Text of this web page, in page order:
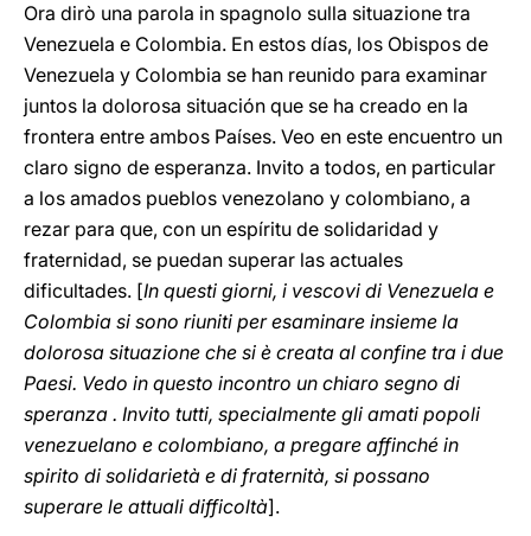
Ora dirò una parola in spagnolo sulla situazione tra
Venezuela e Colombia. En estos días, los Obispos de
Venezuela y Colombia se han reunido para examinar
juntos la dolorosa situación que se ha creado en la
frontera entre ambos Países. Veo en este encuentro un
claro signo de esperanza. Invito a todos, en particular
a los amados pueblos venezolano y colombiano, a
rezar para que, con un espíritu de solidaridad y
fraternidad, se puedan superar las actuales
dificultades. [In questi giorni, i vescovi di Venezuela e
Colombia si sono riuniti per esaminare insieme la
dolorosa situazione che si è creata al confine tra i due
Paesi. Vedo in questo incontro un chiaro segno di
speranza . Invito tutti, specialmente gli amati popoli
venezuelano e colombiano, a pregare affinché in
spirito di solidarietà e di fraternità, si possano
superare le attuali difficoltà].